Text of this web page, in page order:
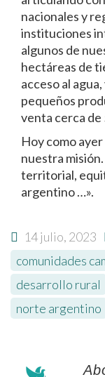
nacionales y
instituciones
algunos de
hectáreas de
acceso al
pequeños
venta cerca
Hoy como
nuestra
territorial,
argentino …».
14 julio, 2023
comunidades
desarrollo rural
norte argentino